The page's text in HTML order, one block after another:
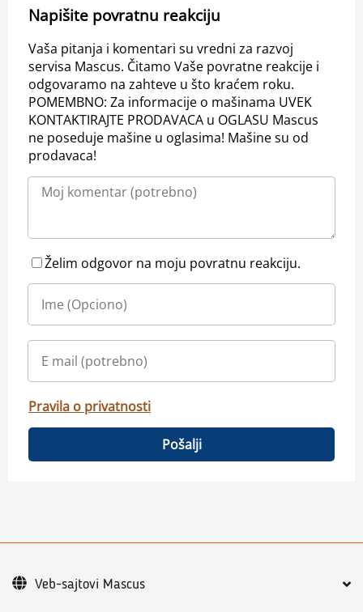
Napišite povratnu reakciju
Vaša pitanja i komentari su vredni za razvoj
servisa Mascus. Čitamo Vaše povratne reakcije i
odgovaramo na zahteve u što kraćem roku.
POMEMBNO: Za informacije o mašinama UVEK
KONTAKTIRAJTE PRODAVACA u OGLASU Mascus
ne poseduje mašine u oglasima! Mašine su od
prodavaca!
Želim odgovor na moju povratnu reakciju.
Pravila o privatnosti
Pošalji
Veb-sajtovi Mascus